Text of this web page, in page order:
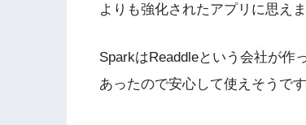
よりも強化されたアプリに思えま
SparkはReaddleという会社が作
あったので安心して使えそうで